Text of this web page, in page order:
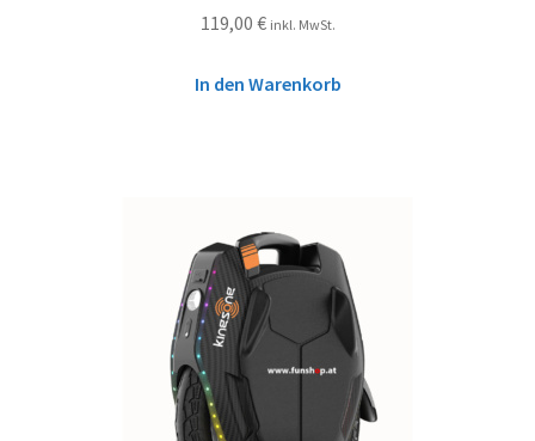
119,00 € inkl. MwSt.
In den Warenkorb